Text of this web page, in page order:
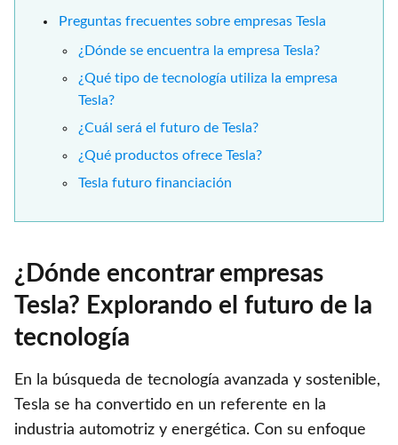
Preguntas frecuentes sobre empresas Tesla
¿Dónde se encuentra la empresa Tesla?
¿Qué tipo de tecnología utiliza la empresa
Tesla?
¿Cuál será el futuro de Tesla?
¿Qué productos ofrece Tesla?
Tesla futuro financiación
¿Dónde encontrar empresas
Tesla? Explorando el futuro de la
tecnología
En la búsqueda de tecnología avanzada y sostenible,
Tesla se ha convertido en un referente en la
industria automotriz y energética. Con su enfoque